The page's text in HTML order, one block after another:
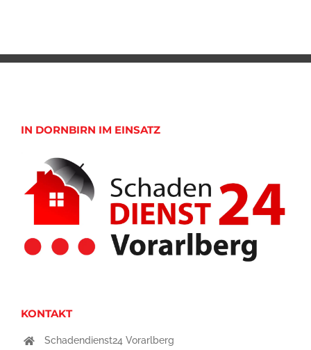
IN DORNBIRN IM EINSATZ
KONTAKT
Schadendienst24 Vorarlberg